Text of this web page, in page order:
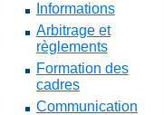
Informations
Arbitrage et
règlements
Formation des
cadres
Communication